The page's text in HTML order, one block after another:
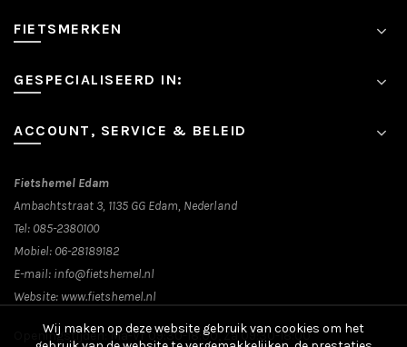
FIETSMERKEN
GESPECIALISEERD IN:
ACCOUNT, SERVICE & BELEID
Fietshemel Edam
Ambachtstraat 3, 1135 GG Edam, Nederland
Tel: 085-2380100
Mobiel: 06-28189182
E-mail: info@fietshemel.nl
Website: www.fietshemel.nl
Openingstijden: Ma-Vr 09:30-18:00, Za 09:30-18:00
Wij maken op deze website gebruik van cookies om het